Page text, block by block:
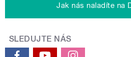
Jak nás naladíte na
SLEDUJTE NÁS